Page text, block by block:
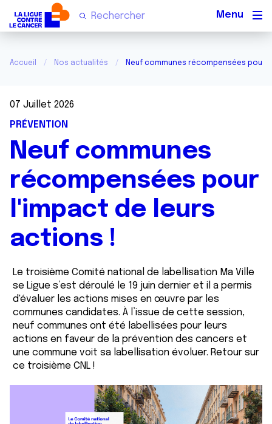
Accueil Nos actualités Neuf communes récompensées pour
07 Juillet 2026
PRÉVENTION
Neuf communes
récompensées pour
l'impact de leurs
actions !
Le troisième Comité national de labellisation Ma Ville
se Ligue s’est déroulé le 19 juin dernier et il a permis
d'évaluer les actions mises en œuvre par les
communes candidates. À l’issue de cette session,
neuf communes ont été labellisées pour leurs
actions en faveur de la prévention des cancers et
une commune voit sa labellisation évoluer. Retour sur
ce troisième CNL !